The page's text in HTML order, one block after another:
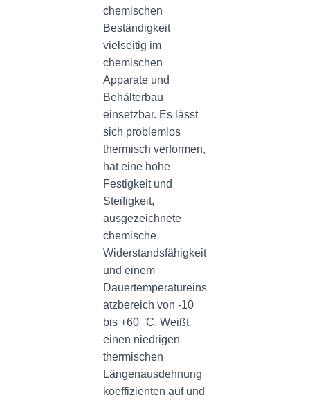
chemischen
Beständigkeit
vielseitig im
chemischen
Apparate und
Behälterbau
einsetzbar. Es lässt
sich problemlos
thermisch verformen,
hat eine hohe
Festigkeit und
Steifigkeit,
ausgezeichnete
chemische
Widerstandsfähigkeit
und einem
Dauertemperatureins
atzbereich von -10
bis +60 °C. Weißt
einen niedrigen
thermischen
Längenausdehnung
koeffizienten auf und